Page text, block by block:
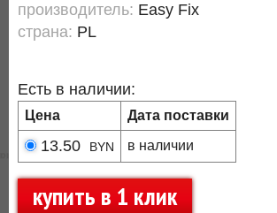
производитель: Easy Fix
страна: PL
Есть в наличии:
Цена Дата поставки
13.50 BYN в наличии
купить в 1 клик